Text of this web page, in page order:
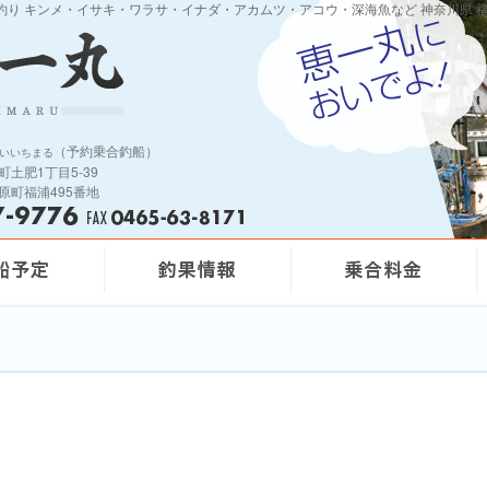
り キンメ・イサキ・ワラサ・イナダ・アカムツ・アコウ・深海魚など 神奈川県
いちまる
（予約乗合釣船）
土肥1丁目5-39
町福浦495番地